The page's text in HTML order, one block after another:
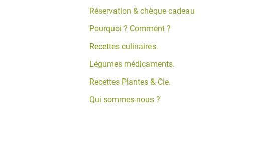
Réservation & chèque cadeau
Pourquoi ? Comment ?
Recettes culinaires.
Légumes médicaments.
Recettes Plantes & Cie.
Qui sommes-nous ?